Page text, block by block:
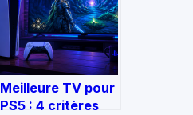
Meilleure TV pour
PS5 : 4 critères